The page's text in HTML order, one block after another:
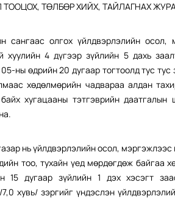
ТӨЛБӨР ХИЙХ, ТАЙЛАГНАХ
сангаас олгох үйлдвэрлэлийн осол,
хуулийн 4 дүгээр зүйлийн 5 дахь
ны өдрийн 20 дугаар тогтоолд тус
хөдөлмөрийн чадвараа алдан
хугацааны тэтгэврийн
нь үйлдвэрлэлийн осол,
тоо, тухайн үед мөрдөгдөж байгаа
15 дугаар зүйлийн 1 дэх хэсэгт
хувь/ зэргийг үндэслэн